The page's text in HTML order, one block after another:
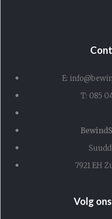
E:
T: 085
7921 EH
Volg